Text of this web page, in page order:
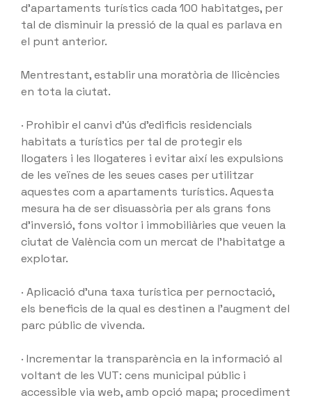
d’apartaments turístics cada 100 habitatges, per
tal de disminuir la pressió de la qual es parlava en
el punt anterior.
Mentrestant, establir una moratòria de llicències
en tota la ciutat.
· Prohibir el canvi d’ús d’edificis residencials
habitats a turístics per tal de protegir els
llogaters i les llogateres i evitar així les expulsions
de les veïnes de les seues cases per utilitzar
aquestes com a apartaments turístics. Aquesta
mesura ha de ser disuassòria per als grans fons
d’inversió, fons voltor i immobiliàries que veuen la
ciutat de València com un mercat de l’habitatge a
explotar.
· Aplicació d’una taxa turística per pernoctació,
els beneficis de la qual es destinen a l’augment del
parc públic de vivenda.
· Incrementar la transparència en la informació al
voltant de les VUT: cens municipal públic i
accessible via web, amb opció mapa; procediment